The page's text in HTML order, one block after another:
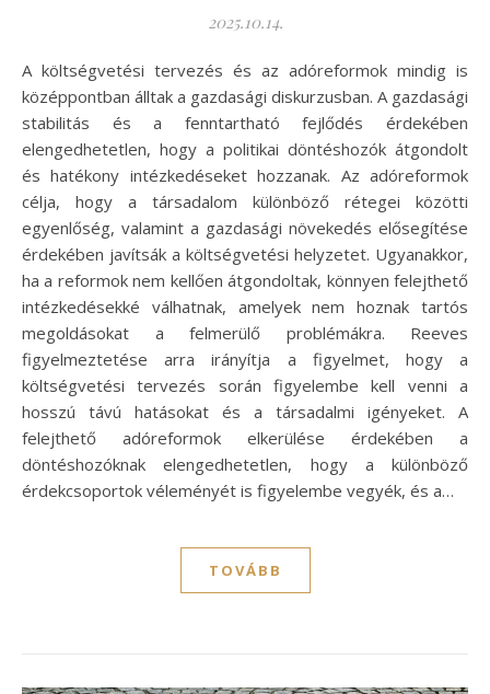
2025.10.14.
A költségvetési tervezés és az adóreformok mindig is
középpontban álltak a gazdasági diskurzusban. A gazdasági
stabilitás és a fenntartható fejlődés érdekében
elengedhetetlen, hogy a politikai döntéshozók átgondolt
és hatékony intézkedéseket hozzanak. Az adóreformok
célja, hogy a társadalom különböző rétegei közötti
egyenlőség, valamint a gazdasági növekedés elősegítése
érdekében javítsák a költségvetési helyzetet. Ugyanakkor,
ha a reformok nem kellően átgondoltak, könnyen felejthető
intézkedésekké válhatnak, amelyek nem hoznak tartós
megoldásokat a felmerülő problémákra. Reeves
figyelmeztetése arra irányítja a figyelmet, hogy a
költségvetési tervezés során figyelembe kell venni a
hosszú távú hatásokat és a társadalmi igényeket. A
felejthető adóreformok elkerülése érdekében a
döntéshozóknak elengedhetetlen, hogy a különböző
érdekcsoportok véleményét is figyelembe vegyék, és a…
TOVÁBB